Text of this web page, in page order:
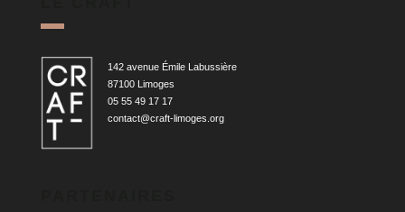
142 avenue Émile Labussière
87100 Limoges
05 55 49 17 17
contact@craft-limoges.org